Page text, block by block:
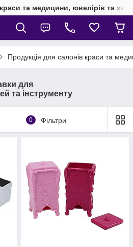
та медицини, ювелірів та
Продукція для салонів краси та
для
та інструменту
0 Фільтри